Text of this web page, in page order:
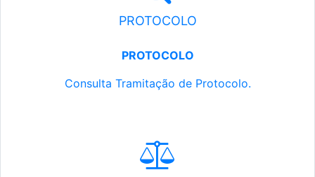
PROTOCOLO
PROTOCOLO
Consulta Tramitação de Protocolo.